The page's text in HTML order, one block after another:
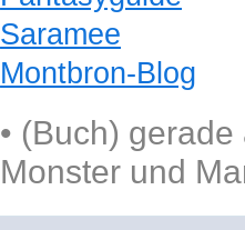
Saramee
Montbron-Blog
• (Buch) gerade
Monster und